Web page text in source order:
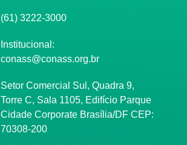
(61) 3222-3000
Institucional:
conass@conass.org.br
Setor Comercial Sul, Quadra 9,
Torre C, Sala 1105, Edifício Parque
Cidade Corporate Brasília/DF CEP:
70308-200